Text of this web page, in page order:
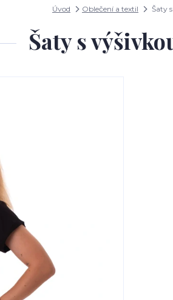
Úvod Oblečení a textil Šaty
Šaty s